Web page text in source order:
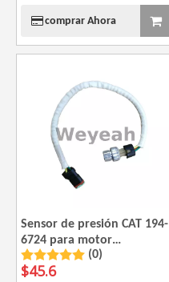
comprar Ahora
Sensor de presión CAT 194-
6724 para motor
Caterpillar 3412E 3508B
3508C 3512B 3512C 3516C
(0)
$45.6